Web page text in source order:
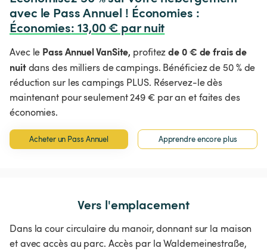
avec le Pass Annuel ! Économies :
Économies: 13,00 € par nuit
Avec le Pass Annuel VanSite, profitezde 0 € de frais de
nuitdans des milliers de campings. Bénéficiez de 50 % de
réduction sur les campings PLUS. Réservez-le dès
maintenant pour seulement 249 € par an et faites des
économies.
Acheter un Pass Annuel Apprendre encore plus
Vers l'emplacement
Dans la cour circulaire du manoir, donnant sur la maison
et avec accès au parc. Accès par la Waldemeinestraße,